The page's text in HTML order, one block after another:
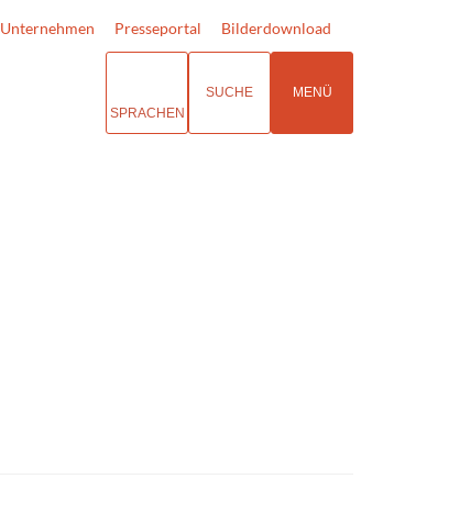
Unternehmen Presseportal Bilderdownload
SPRACHEN
SUCHE MENÜ